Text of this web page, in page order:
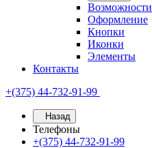
Возможности
Оформление
Кнопки
Иконки
Элементы
Контакты
+(375) 44-732-91-99
Назад
Телефоны
+(375) 44-732-91-99